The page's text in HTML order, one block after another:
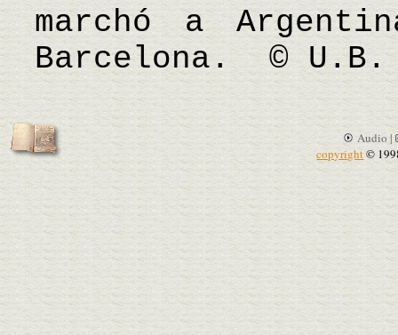
marchó a
Barcelona. © U.B.
Audio |
copyright©